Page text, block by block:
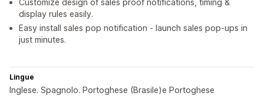
Customize design of sales proof notifications, timing &
display rules easily.
Easy install sales pop notification - launch sales pop-ups in
just minutes.
Lingue
Inglese. Spagnolo. Portoghese (Brasile)e Portoghese